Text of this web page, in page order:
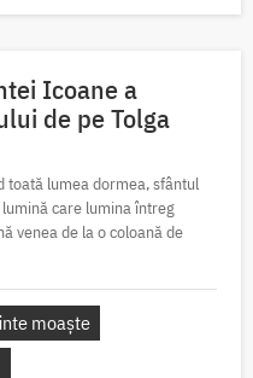
Icoane a
de pe Tolga
toată lumea dormea, sfântul
care lumina întreg
venea de la o coloană de
moaște